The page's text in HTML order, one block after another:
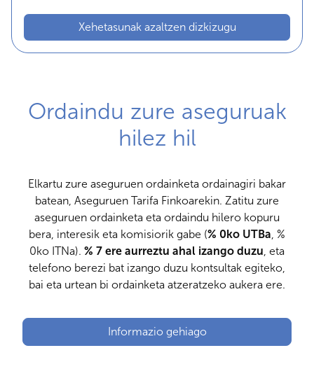
Xehetasunak azaltzen dizkizugu
Ordaindu zure aseguruak
hilez hil
Elkartu zure aseguruen ordainketa ordainagiri bakar
batean, Aseguruen Tarifa Finkoarekin. Zatitu zure
aseguruen ordainketa eta ordaindu hilero kopuru
bera, interesik eta komisiorik gabe (% 0ko UTBa, %
0ko ITNa). % 7 ere aurreztu ahal izango duzu, eta
telefono berezi bat izango duzu kontsultak egiteko,
bai eta urtean bi ordainketa atzeratzeko aukera ere.
Informazio gehiago